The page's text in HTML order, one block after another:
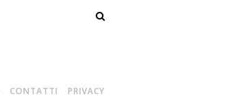
CONTATTI PRIVACY